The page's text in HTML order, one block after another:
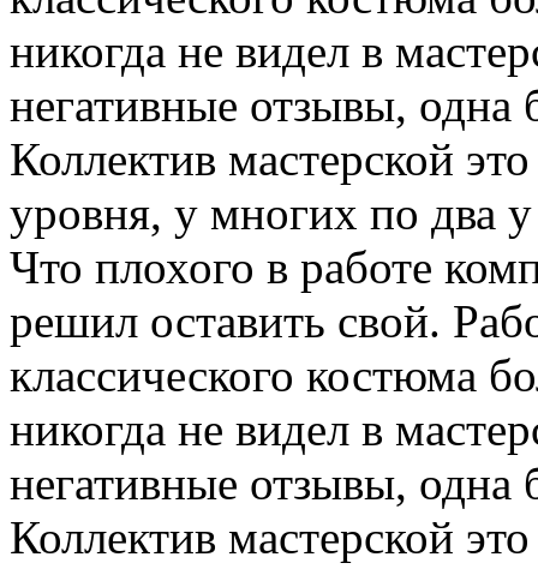
никогда не видел в
негативные отзывы, одна
Коллектив мастерской
уровня, у многих по два
Что плохого в работе
решил оставить свой.
классического костюма
никогда не видел в
негативные отзывы, одна
Коллектив мастерской